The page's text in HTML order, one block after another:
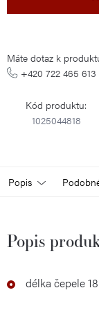
Máte dotaz k
+420 722 465 613
Kód produktu:
1025044818
Popis
Popis
délka čepele